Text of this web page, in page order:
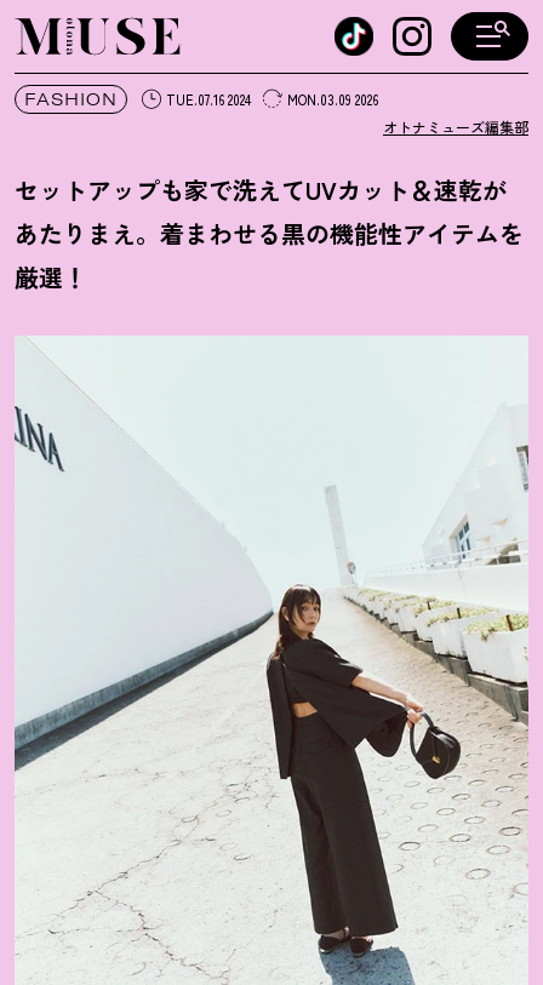
オトナミューズ ウェブ
FASHION TUE.07.16 2024 MON.03.09 2026
オトナミューズ編集部
セットアップも家で洗えてUVカット＆速乾が
あたりまえ。着まわせる黒の機能性アイテムを
厳選 ！